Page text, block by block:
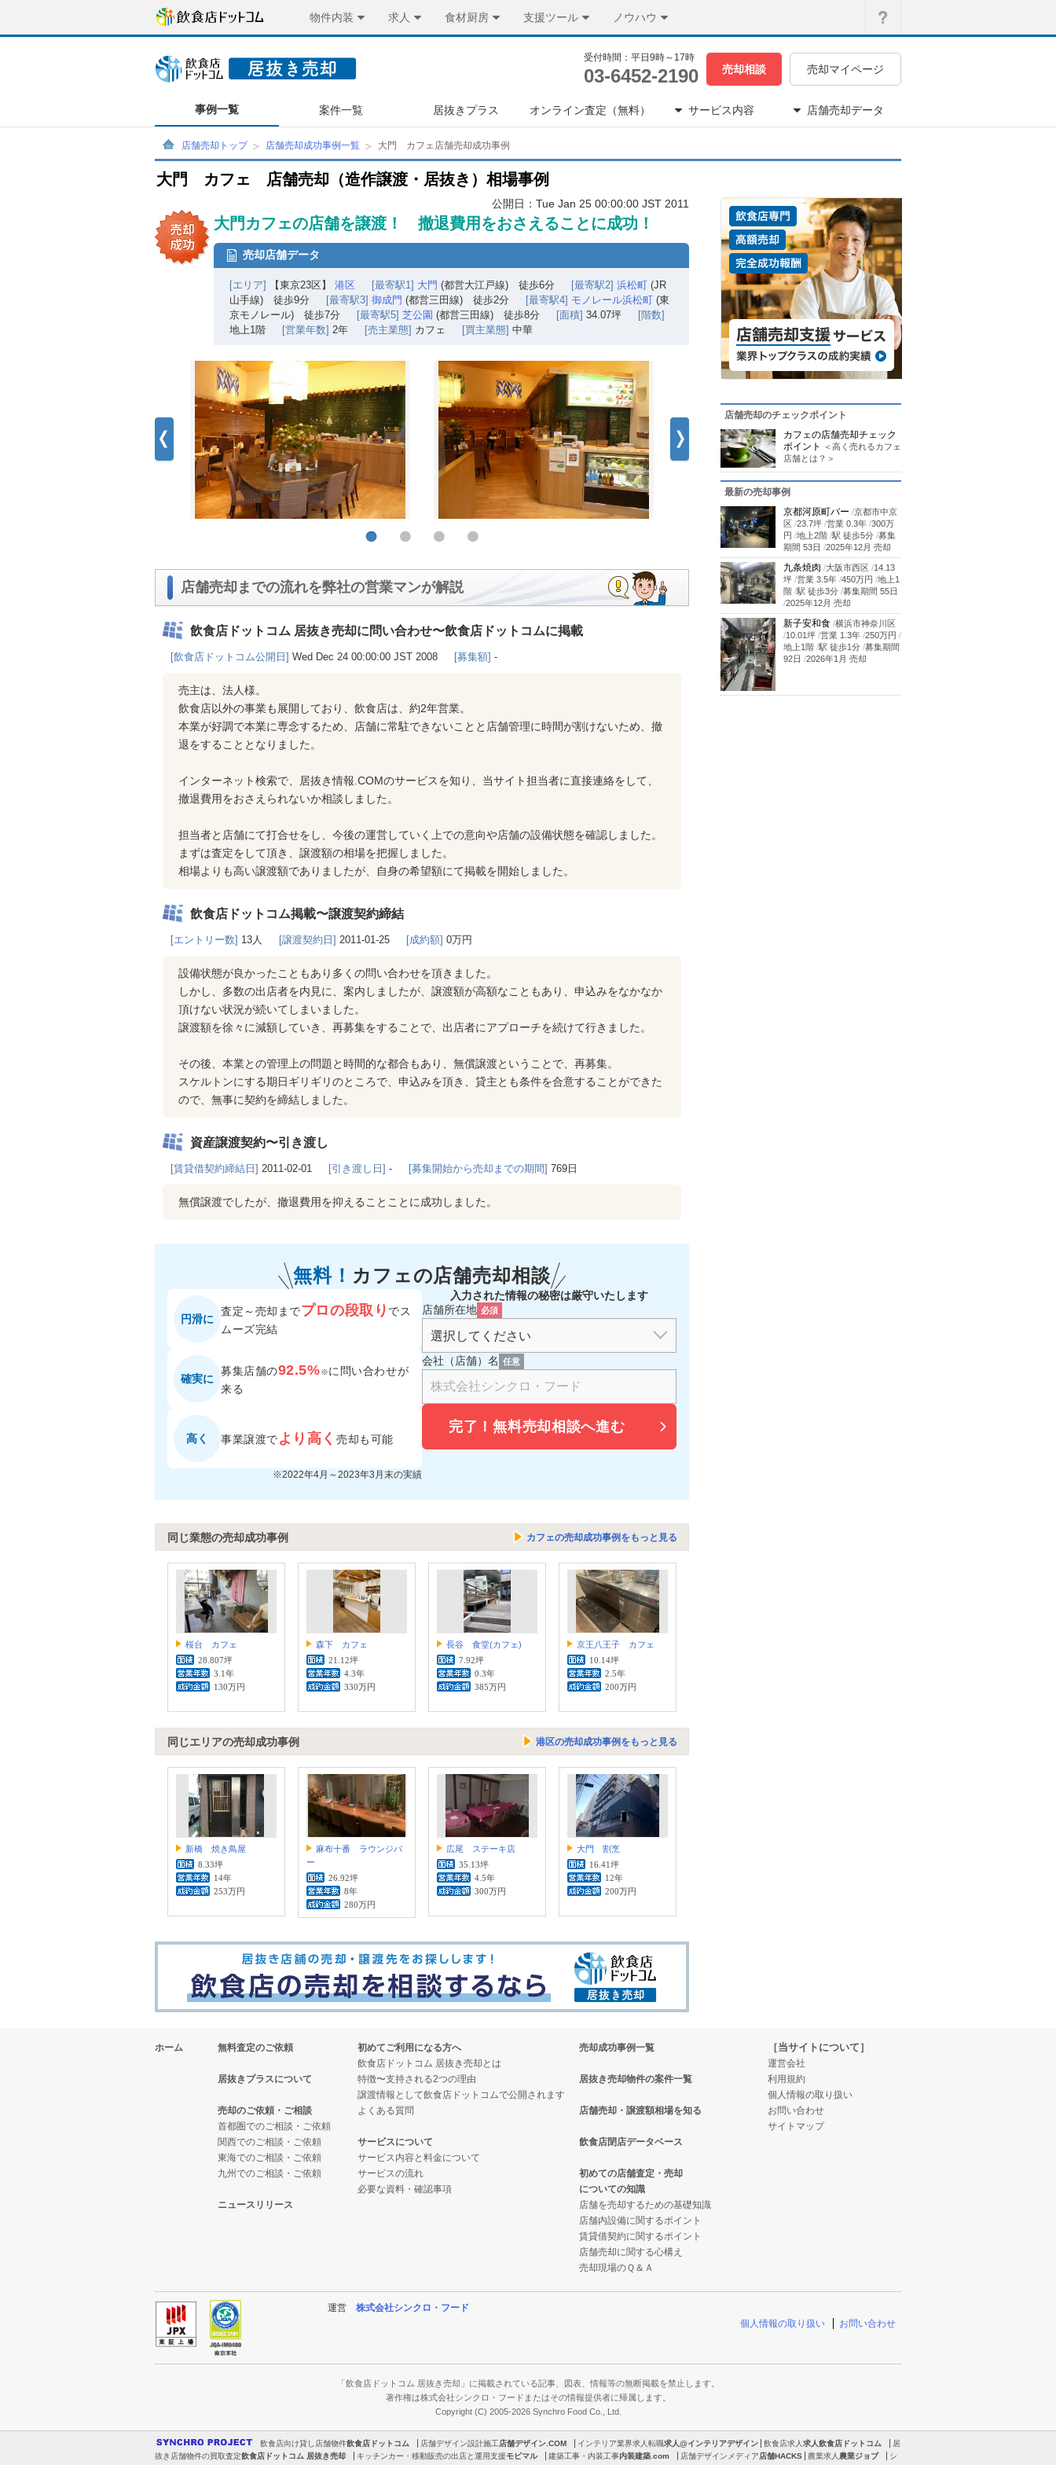
物件内装 求人 食材厨房 支援ツール ノウハウ
受付時間：平日9時～17時
03-6452-2190 売却相談 売却マイページ
事例一覧 案件一覧 居抜きプラス オンライン査定（無料） サービス内容 店舗売却データ
店舗売却トップ 店舗売却成功事例一覧 大門 カフェ店舗売却成功事例
大門 カフェ 店舗売却（造作譲渡・居抜き）相場事例
公開日：Tue Jan 25 00:00:00 JST 2011
大門カフェの店舗を譲渡！ 撤退費用をおさえることに成功！
売却店舗データ
[エリア] 【東京23区】 港区 [最寄駅1] 大門 (都営大江戸線) 徒歩6分 [最寄駅2] 浜松町 (JR
山手線) 徒歩9分
[最寄駅3] 御成門 (都営三田線) 徒歩2分 [最寄駅4] モノレール浜松町 (東
京モノレール) 徒歩7分
[最寄駅5] 芝公園 (都営三田線) 徒歩8分 [面積] 34.07坪
[階数]
地上1階
[営業年数] 2年 [売主業態] カフェ [買主業態] 中華
店舗売却までの流れを弊社の営業マンが解説
飲食店ドットコム 居抜き売却に問い合わせ〜飲食店ドットコムに掲載
[飲食店ドットコム公開日] Wed Dec 24 00:00:00 JST 2008 [募集額] -
売主は、法人様。
飲食店以外の事業も展開しており、飲食店は、約2年営業。
本業が好調で本業に専念するため、店舗に常駐できないことと店舗管理に時間が割けないため、撤
退をすることとなりました。
インターネット検索で、居抜き情報.COMのサービスを知り、当サイト担当者に直接連絡をして、
撤退費用をおさえられないか相談しました。
担当者と店舗にて打合せをし、今後の運営していく上での意向や店舗の設備状態を確認しました。
まずは査定をして頂き、譲渡額の相場を把握しました。
相場よりも高い譲渡額でありましたが、自身の希望額にて掲載を開始しました。
飲食店ドットコム掲載〜譲渡契約締結
[エントリー数] 13人 [譲渡契約日] 2011-01-25 [成約額] 0万円
設備状態が良かったこともあり多くの問い合わせを頂きました。
しかし、多数の出店者を内見に、案内しましたが、譲渡額が高額なこともあり、申込みをなかなか
頂けない状況が続いてしまいました。
譲渡額を徐々に減額していき、再募集をすることで、出店者にアプローチを続けて行きました。
その後、本業との管理上の問題と時間的な都合もあり、無償譲渡ということで、再募集。
スケルトンにする期日ギリギリのところで、申込みを頂き、貸主とも条件を合意することができた
ので、無事に契約を締結しました。
資産譲渡契約〜引き渡し
[賃貸借契約締結日] 2011-02-01 [引き渡し日] - [募集開始から売却までの期間] 769日
無償譲渡でしたが、撤退費用を抑えることことに成功しました。
無料！ カフェの店舗売却相談
円滑に
査定～売却までプロの段取り でス
ムーズ完結
確実に
募集店舗の92.5%※に 問い合わせが
来る
高く 事業譲渡でより高く売却も可能
※2022年4月～2023年3月末の実績
入力された情報の秘密は厳守いたします
店舗所在地 必須
会社（店舗）名 任意
完了！無料売却相談へ進む
同じ業態の売却成功事例 カフェの売却成功事例をもっと見る
桜台 カフェ
28.807坪
3.1年
130万円
森下 カフェ
21.12坪
4.3年
330万円
長谷 食堂(カフェ)
7.92坪
0.3年
385万円
京王八王子 カフェ
10.14坪
2.5年
200万円
同じエリアの売却成功事例 港区の売却成功事例をもっと見る
新橋 焼き鳥屋
8.33坪
14年
253万円
麻布十番 ラウンジバ
ー
26.92坪
8年
280万円
広尾 ステーキ店
35.13坪
4.5年
300万円
大門 割烹
16.41坪
12年
200万円
店舗売却のチェックポイント
カフェの店舗売却チェック
ポイント
＜高く売れるカフェ
店舗とは？＞
最新の売却事例
京都河原町バー /京都市中京
区 /23.7坪 /営業 0.3年 /300万
円 /地上2階 /駅 徒歩5分 /募集
期間 53日 /2025年12月 売却
九条焼肉 /大阪市西区 /14.13
坪 /営業 3.5年 /450万円 /地上1
階 /駅 徒歩3分 /募集期間 55日
/2025年12月 売却
新子安和食 /横浜市神奈川区
/10.01坪 /営業 1.3年 /250万円 /
地上1階 /駅 徒歩1分 /募集期間
92日 /2026年1月 売却
ホーム 無料査定のご依頼
居抜きプラスについて
売却のご依頼・ご相談
首都圏でのご相談・ご依頼
関西でのご相談・ご依頼
東海でのご相談・ご依頼
九州でのご相談・ご依頼
ニュースリリース
初めてご利用になる方へ
飲食店ドットコム 居抜き売却とは
特徴〜支持される2つの理由
譲渡情報として飲食店ドットコムで公開されます
よくある質問
サービスについて
サービス内容と料金について
サービスの流れ
必要な資料・確認事項
売却成功事例一覧
居抜き売却物件の案件一覧
店舗売却・譲渡額相場を知る
飲食店閉店データベース
初めての店舗査定・売却
についての知識
店舗を売却するための基礎知識
店舗内設備に関するポイント
賃貸借契約に関するポイント
店舗売却に関する心構え
売却現場のＱ＆Ａ
［当サイトについて］
運営会社
利用規約
個人情報の取り扱い
お問い合わせ
サイトマップ
運営 株式会社シンクロ・フード
個人情報の取り扱い
お問い合わせ
「飲食店ドットコム 居抜き売却」に掲載されている記事、図表、情報等の無断掲載を禁止します。
著作権は株式会社シンクロ・フードまたはその情報提供者に帰属します。
Copyright (C) 2005-2026 Synchro Food Co., Ltd.
飲食店向け貸し店舗物件飲食店ドットコム 店舗デザイン設計施工店舗デザイン.COM インテリア業界求人転職求人@インテリアデザイン 飲食店求人求人飲食店ドットコム
居
抜き店舗物件の買取査定飲食店ドットコム 居抜き売却 キッチンカー・移動販売の出店と運用支援モビマル 建築工事・内装工事内装建築.com 店舗デザインメディア店舗HACKS 農業求人農業ジョブ
シ